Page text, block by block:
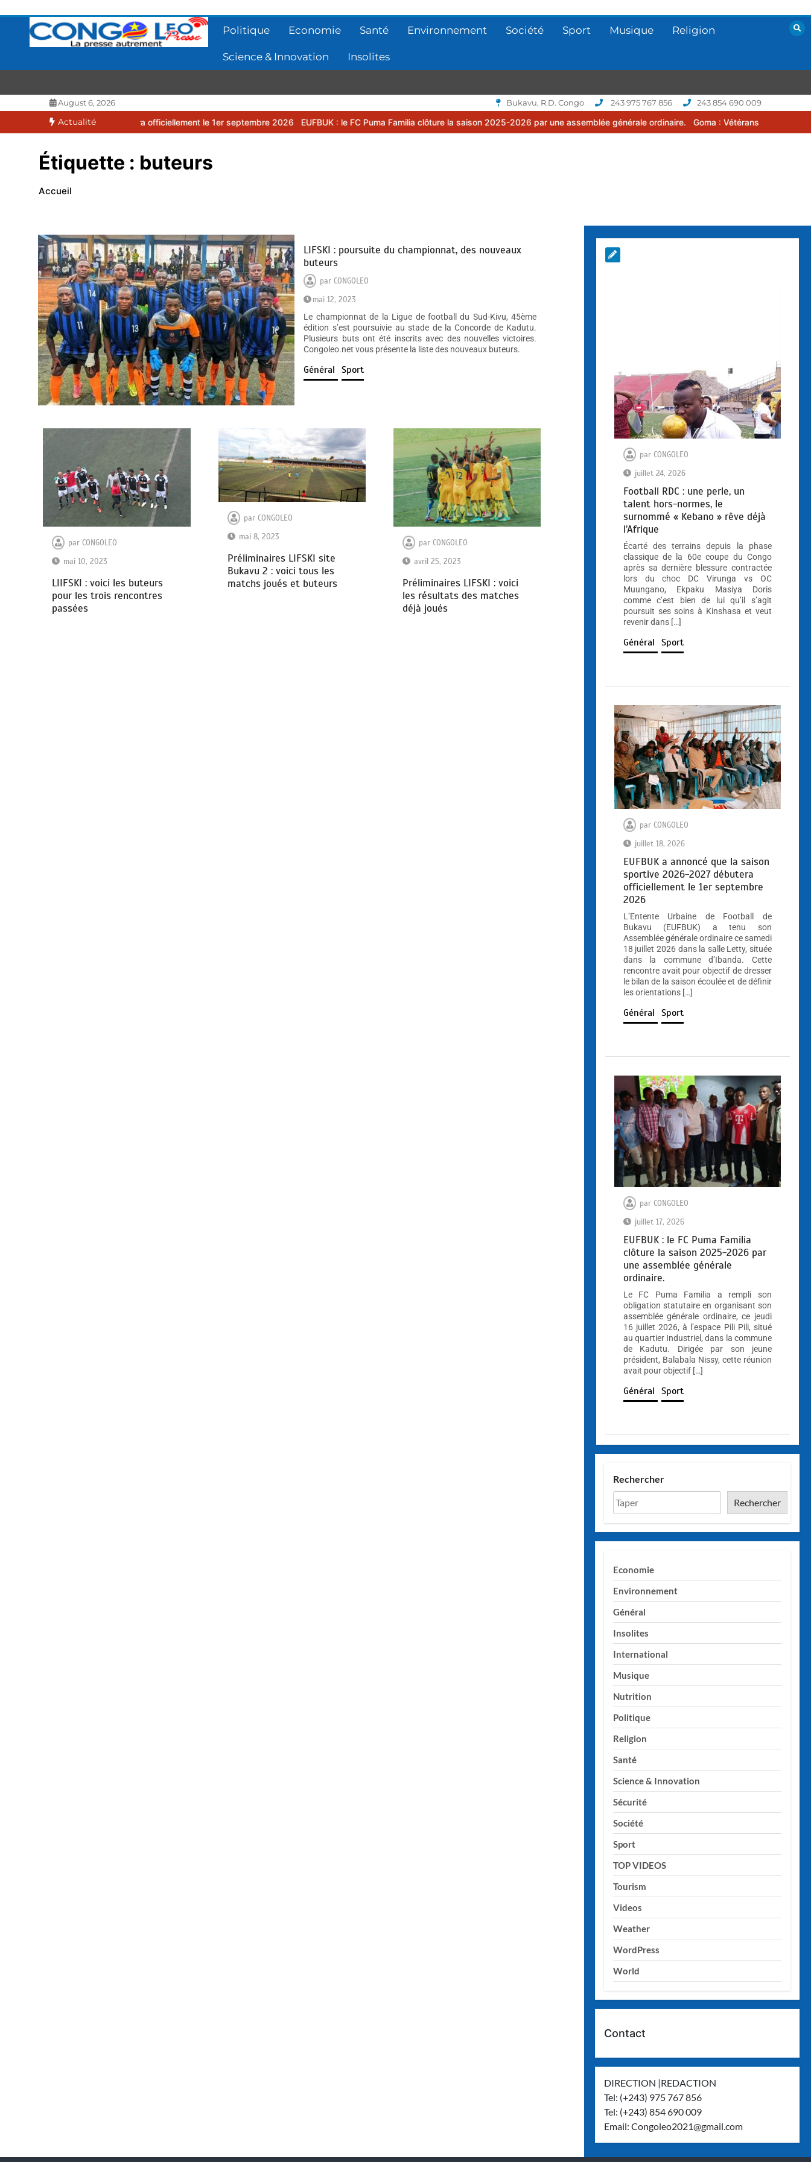
contenu
Politique Economie Santé Environnement Société Sport Musique Religion
Science & Innovation Insolites
CONGOLEO
La presse autrement
August 6, 2026 Bukavu, R.D. Congo 243 975 767 856 243 854 690 009
Actualité
2027 débutera officiellement le 1er septembre 2026 EUFBUK : le FC Puma Familia clôture la saison 2025-2026 par une assemblée générale ordinaire. Goma : Vétérans Cup 2026 -2027, une
Étiquette : buteurs
Accueil
LIFSKI : poursuite du championnat, des nouveaux
buteurs
parCONGOLEO
mai 12, 2023
Le championnat de la Ligue de football du Sud-Kivu, 45ème
édition s’est poursuivie au stade de la Concorde de Kadutu.
Plusieurs buts ont été inscrits avec des nouvelles victoires.
Congoleo.net vous présente la liste des nouveaux buteurs.
Général Sport
parCONGOLEO
mai 10, 2023
LIIFSKI : voici les buteurs
pour les trois rencontres
passées
par CONGOLEO
mai 8, 2023
Préliminaires LIFSKI site
Bukavu 2 : voici tous les
matchs joués et buteurs
par CONGOLEO
avril 25, 2023
Préliminaires LIFSKI : voici
les résultats des matches
déjà joués
par CONGOLEO
juillet 24, 2026
Football RDC : une perle, un
talent hors-normes, le
surnommé « Kebano » rêve déjà
l’Afrique
Écarté des terrains depuis la phase
classique de la 60e coupe du Congo
après sa dernière blessure contractée
lors du choc DC Virunga vs OC
Muungano, Ekpaku Masiya Doris
comme c’est bien de lui qu’il s’agit
poursuit ses soins à Kinshasa et veut
revenir dans […]
Général Sport
par CONGOLEO
juillet 18, 2026
EUFBUK a annoncé que la saison
sportive 2026-2027 débutera
officiellement le 1er septembre
2026
L’Entente Urbaine de Football de
Bukavu (EUFBUK) a tenu son
Assemblée générale ordinaire ce samedi
18 juillet 2026 dans la salle Letty, située
dans la commune d’Ibanda. Cette
rencontre avait pour objectif de dresser
le bilan de la saison écoulée et de définir
les orientations […]
Général Sport
par CONGOLEO
juillet 17, 2026
EUFBUK : le FC Puma Familia
clôture la saison 2025-2026 par
une assemblée générale
ordinaire.
Le FC Puma Familia a rempli son
obligation statutaire en organisant son
assemblée générale ordinaire, ce jeudi
16 juillet 2026, à l’espace Pili Pili, situé
au quartier Industriel, dans la commune
de Kadutu. Dirigée par son jeune
président, Balabala Nissy, cette réunion
avait pour objectif […]
Général Sport
Rechercher
Rechercher
Economie
Environnement
Général
Insolites
International
Musique
Nutrition
Politique
Religion
Santé
Science & Innovation
Sécurité
Société
Sport
TOP VIDEOS
Tourism
Videos
Weather
WordPress
World
Contact
DIRECTION |REDACTION
Tel: (+243) 975 767 856
Tel: (+243) 854 690 009
Email:Congoleo2021@gmail.com